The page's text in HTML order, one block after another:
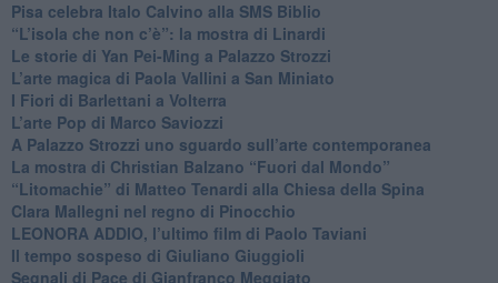
Pisa celebra Italo Calvino alla SMS Biblio
“L’isola che non c’è”: la mostra di Linardi
​Le storie di Yan Pei-Ming a Palazzo Strozzi
​L’arte magica di Paola Vallini a San Miniato
​I Fiori di Barlettani a Volterra
​L’arte Pop di Marco Saviozzi
​A Palazzo Strozzi uno sguardo sull’arte contemporanea
La mostra di Christian Balzano “Fuori dal Mondo”
​“Litomachie” di Matteo Tenardi alla Chiesa della Spina
​Clara Mallegni nel regno di Pinocchio
​LEONORA ADDIO, l’ultimo film di Paolo Taviani
Il tempo sospeso di Giuliano Giuggioli
Segnali di Pace di Gianfranco Meggiato